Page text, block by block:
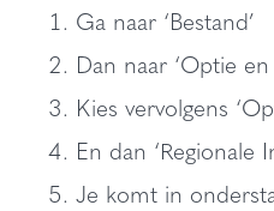
Ga naar ‘Bestand’
Dan naar ‘Optie
Kies vervolgens
En dan ‘Regionale
Je komt in